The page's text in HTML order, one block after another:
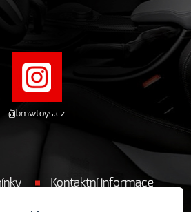
@bmwtoys.cz
Kontaktní informace
Cookie